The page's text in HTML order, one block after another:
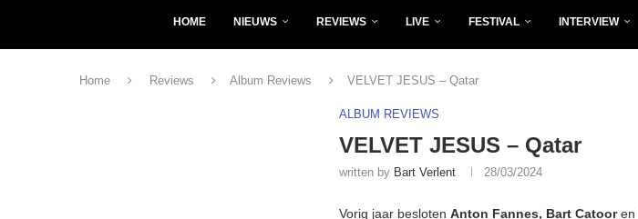
HOME NIEUWS REVIEWS LIVE FESTIVAL INTERVIEW
Home Reviews Album Reviews VELVET JESUS – Qatar
ALBUM REVIEWS
VELVET JESUS – Qatar
written by Bart Verlent 28/03/2024
Vorig jaar besloten Anton Fannes, Bart Catooren